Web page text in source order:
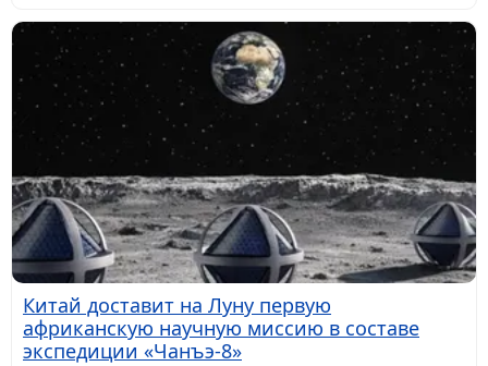
Китай доставит на Луну первую
африканскую научную миссию в составе
экспедиции «Чанъэ-8»